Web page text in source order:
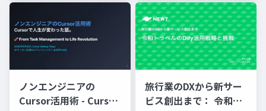
ノンエンジニアの
Cursor活用術 - Cursor
旅行業のDXから新サー
ビス創出まで： 令和ト